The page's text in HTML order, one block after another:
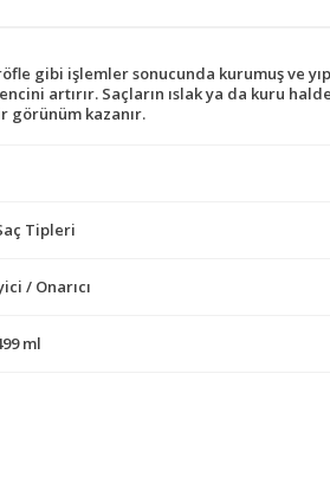
gibi işlemler sonucunda kurumuş ve
artırır. Saçların ıslak ya da kuru
görünüm kazanır.
Tipleri
/ Onarıcı
ml